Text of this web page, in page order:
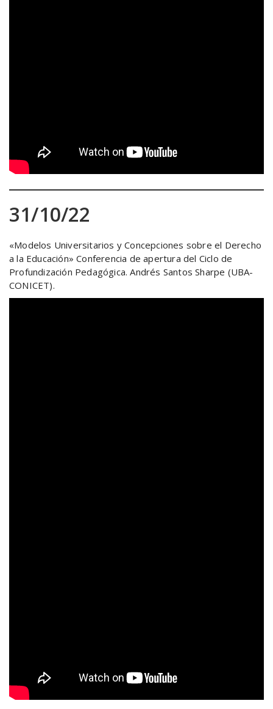
31/10/22
«Modelos Universitarios y Concepciones sobre el Derecho
a la Educación» Conferencia de apertura del Ciclo de
Profundización Pedagógica. Andrés Santos Sharpe (UBA-
CONICET).